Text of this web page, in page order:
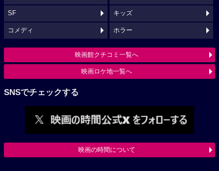
SF キッズ
コメディ ホラー
映画館クチコミ一覧へ
映画ロケ地一覧へ
SNSでチェックする
映画の時間について